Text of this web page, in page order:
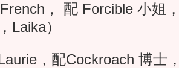
， 配 Forcible 小姐
Laika）
，配Cockroach 博士